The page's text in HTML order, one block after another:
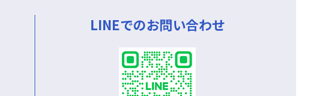
LINEでのお問い合わせ